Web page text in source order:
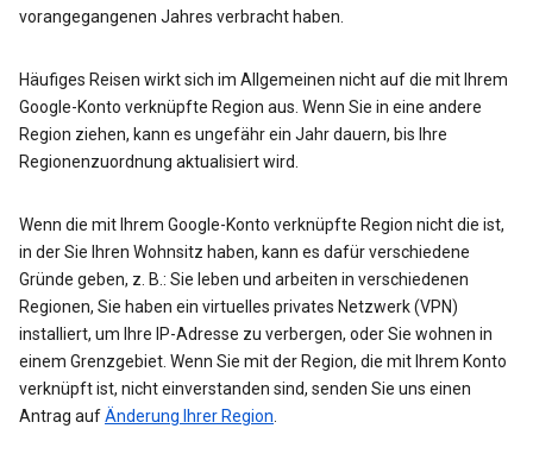
vorangegangenen Jahres verbracht haben.
Häufiges Reisen wirkt sich im Allgemeinen nicht auf die mit Ihrem
Google-Konto verknüpfte Region aus. Wenn Sie in eine andere
Region ziehen, kann es ungefähr ein Jahr dauern, bis Ihre
Regionenzuordnung aktualisiert wird.
Wenn die mit Ihrem Google-Konto verknüpfte Region nicht die ist,
in der Sie Ihren Wohnsitz haben, kann es dafür verschiedene
Gründe geben, z. B.: Sie leben und arbeiten in verschiedenen
Regionen, Sie haben ein virtuelles privates Netzwerk (VPN)
installiert, um Ihre IP-Adresse zu verbergen, oder Sie wohnen in
einem Grenzgebiet. Wenn Sie mit der Region, die mit Ihrem Konto
verknüpft ist, nicht einverstanden sind, senden Sie uns einen
Antrag aufÄnderung Ihrer Region